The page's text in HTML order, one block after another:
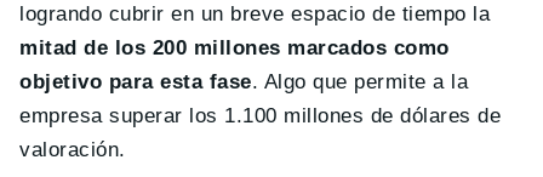
logrando cubrir en un breve espacio de tiempo la
mitad de los 200 millones marcados como
objetivo para esta fase. Algo que permite a la
empresa superar los 1.100 millones de dólares de
valoración.